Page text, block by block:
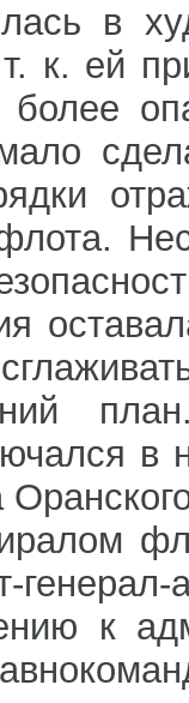
в
к. ей
более
в
к